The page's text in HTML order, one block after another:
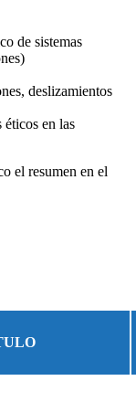
de sistemas
deslizamientos
éticos en las
el resumen en el